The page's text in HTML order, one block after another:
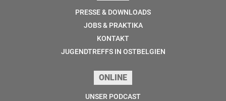
PRESSE & DOWNLOADS
JOBS & PRAKTIKA
KONTAKT
JUGENDTREFFS IN OSTBELGIEN
ONLINE
UNSER PODCAST